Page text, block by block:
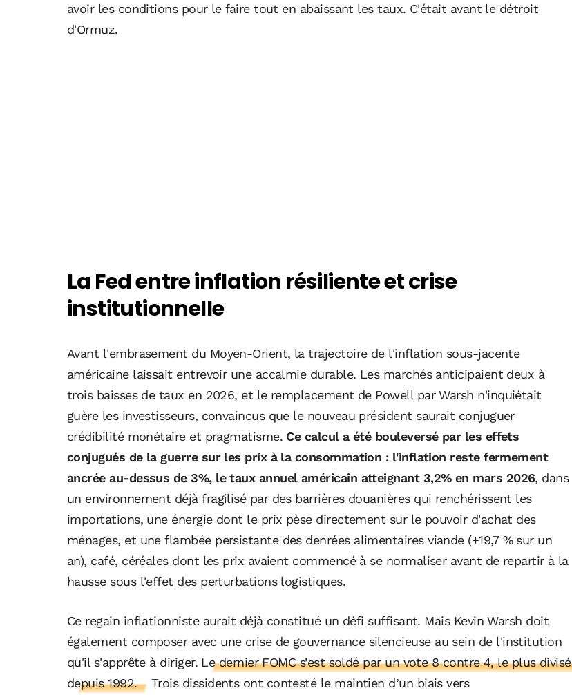
avoir les conditions pour le faire tout en abaissant les taux. C'était avant le détroit
d'Ormuz.
La Fed entre inflation résiliente et crise
institutionnelle
Avant l'embrasement du Moyen-Orient, la trajectoire de l'inflation sous-jacente
américaine laissait entrevoir une accalmie durable. Les marchés anticipaient deux à
trois baisses de taux en 2026, et le remplacement de Powell par Warsh n'inquiétait
guère les investisseurs, convaincus que le nouveau président saurait conjuguer
crédibilité monétaire et pragmatisme. Ce calcul a été bouleversé par les effets
conjugués de la guerre sur les prix à la consommation : l'inflation reste fermement
ancrée au-dessus de 3%, le taux annuel américain atteignant 3,2% en mars 2026, dans
un environnement déjà fragilisé par des barrières douanières qui renchérissent les
importations, une énergie dont le prix pèse directement sur le pouvoir d'achat des
ménages, et une flambée persistante des denrées alimentaires viande (+19,7 % sur un
an), café, céréales dont les prix avaient commencé à se normaliser avant de repartir à la
hausse sous l'effet des perturbations logistiques.
Ce regain inflationniste aurait déjà constitué un défi suffisant. Mais Kevin Warsh doit
également composer avec une crise de gouvernance silencieuse au sein de l'institution
qu'il s'apprête à diriger. Le dernier FOMC s’est soldé par un vote 8 contre 4, le plus divisé
depuis 1992.
Trois dissidents ont contesté le maintien d’un biais vers